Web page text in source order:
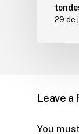
29 de
Leave a
You